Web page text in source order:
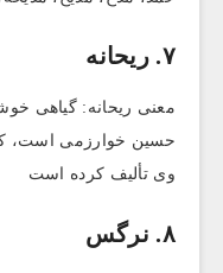
۷. ریحانه
معنی ریحانه: گیاهی
حسین خوارزمی است، که
وی تألیف کرده است
۸. نرگس‌